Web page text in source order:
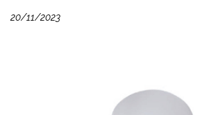
20/11/2023